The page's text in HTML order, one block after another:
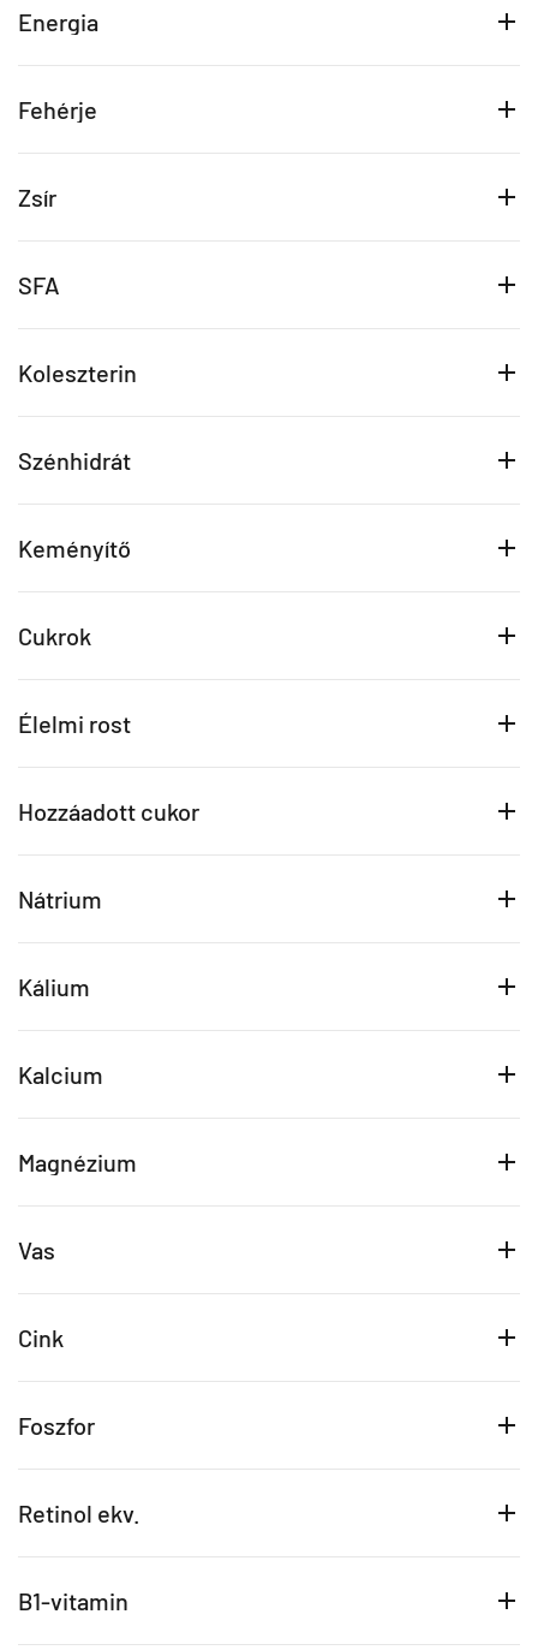
Energia
Fehérje
Zsír
SFA
Koleszterin
Szénhidrát
Keményítő
Cukrok
Élelmi rost
Hozzáadott cukor
Nátrium
Kálium
Kalcium
Magnézium
Vas
Cink
Foszfor
Retinol ekv.
B1-vitamin